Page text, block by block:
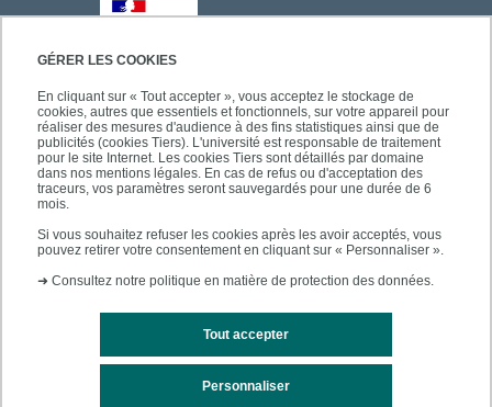
GÉRER LES COOKIES
En cliquant sur « Tout accepter », vous acceptez le stockage de
cookies, autres que essentiels et fonctionnels, sur votre appareil pour
réaliser des mesures d'audience à des fins statistiques ainsi que de
publicités (cookies Tiers). L'université est responsable de traitement
pour le site Internet. Les cookies Tiers sont détaillés par domaine
dans nos mentions légales. En cas de refus ou d'acceptation des
traceurs, vos paramètres seront sauvegardés pour une durée de 6
mois.
Si vous souhaitez refuser les cookies après les avoir acceptés, vous
pouvez retirer votre consentement en cliquant sur « Personnaliser ».
➜ Consultez notre politique en matière de protection des données.
Tout accepter
Personnaliser